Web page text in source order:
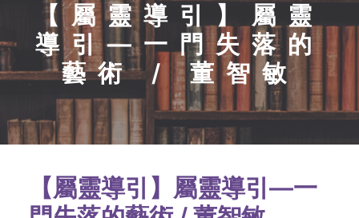
【屬靈導引】屬靈
導引—一門失落的
藝術 / 董智敏
【屬靈導引】屬靈導引—一